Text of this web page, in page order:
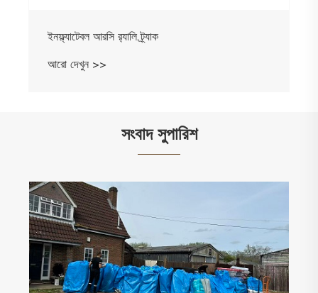
ইনফ্ল্যাটেবল আরসি র‌্যালি ট্র্যাক
আরো দেখুন >>
সংবাদ সুপারিশ
কেন ইনফ্ল্যাটেবল বাউন্সি ক্যাসল মিনি নিরাপদ বাড়ির উঠোন
মজার জন্য সেরা পছন্দ?
আরো দেখুন >>